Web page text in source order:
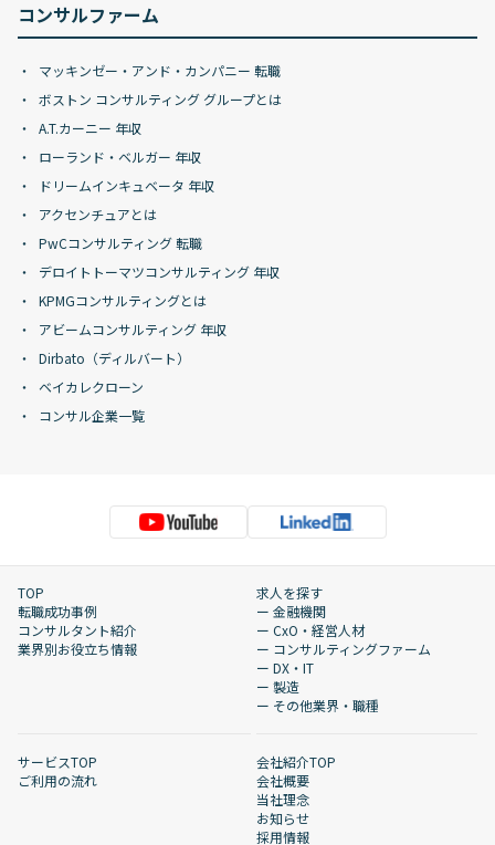
コンサルファーム
マッキンゼー・アンド・カンパニー 転職
ボストン コンサルティング グループとは
A.T.カーニー 年収
ローランド・ベルガー 年収
ドリームインキュベータ 年収
アクセンチュアとは
PwCコンサルティング 転職
デロイトトーマツコンサルティング 年収
KPMGコンサルティングとは
アビームコンサルティング 年収
Dirbato（ディルバート）
ベイカレクローン
コンサル企業一覧
TOP
転職成功事例
コンサルタント紹介
業界別お役立ち情報
求人を探す
ー 金融機関
ー CxO・経営人材
ー コンサルティングファーム
ー DX・IT
ー 製造
ー その他業界・職種
サービスTOP
ご利用の流れ
会社紹介TOP
会社概要
当社理念
お知らせ
採用情報